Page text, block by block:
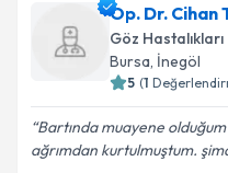
Op. Dr. İhsan Refik
talebi oluşturun. Size
için bir takvim
bilgilendireceğiz.
E-posta Adresiniz
Op. Dr. Cihan
Göz Hastalıkları
Bursa, İnegöl
5 (1
Bartında muayene
ağrımdan kurtulmuştum.